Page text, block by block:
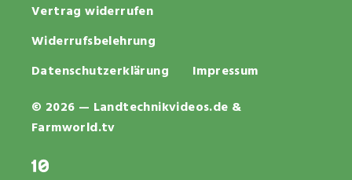
© 2026 — Landtechnikvideos.de &
Farmworld.tv
Vertrag widerrufen
Widerrufsbelehrung
Datenschutzerklärung
Impressum